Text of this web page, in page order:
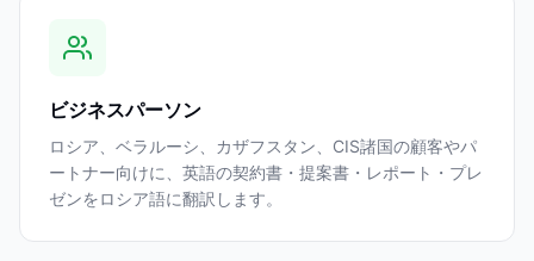
ビジネスパーソン
ロシア、ベラルーシ、カザフスタン、CIS諸国の顧客やパ
ートナー向けに、英語の契約書・提案書・レポート・プレ
ゼンをロシア語に翻訳します。